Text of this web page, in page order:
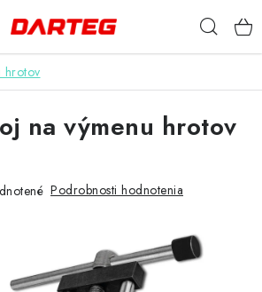
hrotov
na výmenu hrotov
Podrobnosti hodnotenia